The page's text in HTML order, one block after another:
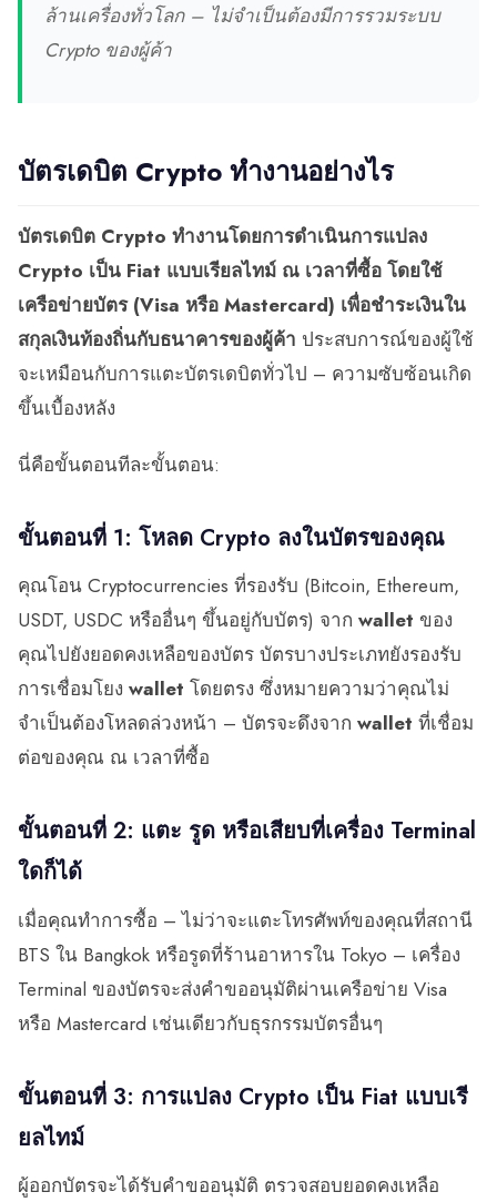
ล้านเครื่องทั่วโลก – ไม่จำเป็นต้องมีการรวมระบบ
Crypto ของผู้ค้า
บัตรเดบิต Crypto ทำงานอย่างไร
บัตรเดบิต Crypto ทำงานโดยการดำเนินการแปลง
Crypto เป็น Fiat แบบเรียลไทม์ ณ เวลาที่ซื้อ โดยใช้
เครือข่ายบัตร (Visa หรือ Mastercard) เพื่อชำระเงินใน
สกุลเงินท้องถิ่นกับธนาคารของผู้ค้า ประสบการณ์ของผู้ใช้
จะเหมือนกับการแตะบัตรเดบิตทั่วไป – ความซับซ้อนเกิด
ขึ้นเบื้องหลัง
นี่คือขั้นตอนทีละขั้นตอน:
ขั้นตอนที่ 1: โหลด Crypto ลงในบัตรของคุณ
คุณโอน Cryptocurrencies ที่รองรับ (Bitcoin, Ethereum,
USDT, USDC หรืออื่นๆ ขึ้นอยู่กับบัตร) จาก wallet ของ
คุณไปยังยอดคงเหลือของบัตร บัตรบางประเภทยังรองรับ
การเชื่อมโยง wallet โดยตรง ซึ่งหมายความว่าคุณไม่
จำเป็นต้องโหลดล่วงหน้า – บัตรจะดึงจาก wallet ที่เชื่อม
ต่อของคุณ ณ เวลาที่ซื้อ
ขั้นตอนที่ 2: แตะ รูด หรือเสียบที่เครื่อง Terminal
ใดก็ได้
เมื่อคุณทำการซื้อ – ไม่ว่าจะแตะโทรศัพท์ของคุณที่สถานี
BTS ใน Bangkok หรือรูดที่ร้านอาหารใน Tokyo – เครื่อง
Terminal ของบัตรจะส่งคำขออนุมัติผ่านเครือข่าย Visa
หรือ Mastercard เช่นเดียวกับธุรกรรมบัตรอื่นๆ
ขั้นตอนที่ 3: การแปลง Crypto เป็น Fiat แบบเรี
ยลไทม์
ผู้ออกบัตรจะได้รับคำขออนุมัติ ตรวจสอบยอดคงเหลือ